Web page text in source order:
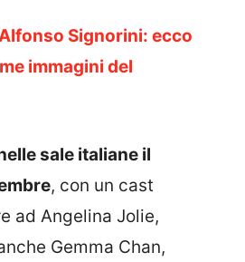
Signorini: ecco
immagini del
sale italiane il
, con un cast
ad Angelina Jolie,
Gemma Chan,